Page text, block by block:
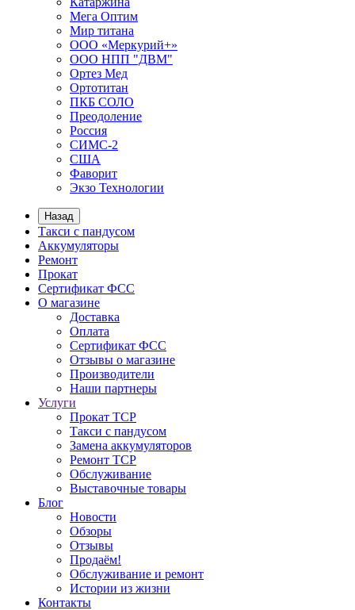
Мега Оптим
Мир титана
ООО «Меркурий+»
ООО НПП "ДВМ"
Ортез Мед
Ортотитан
ПКБ СОЛО
Преодоление
Россия
СИМС-2
США
Фаворит
Экзо Технологии
Назад
Такси с пандусом
Аккумуляторы
Ремонт
Прокат
Сертификат ФСС
О магазине
Доставка
Оплата
Сертификат ФСС
Отзывы о магазине
Производители
Наши партнеры
Услуги
Прокат ТСР
Такси с пандусом
Замена аккумуляторов
Ремонт ТСР
Обслуживание
Выставочные товары
Блог
Новости
Обзоры
Отзывы
Продаём!
Обслуживание и ремонт
Истории из жизни
Контакты